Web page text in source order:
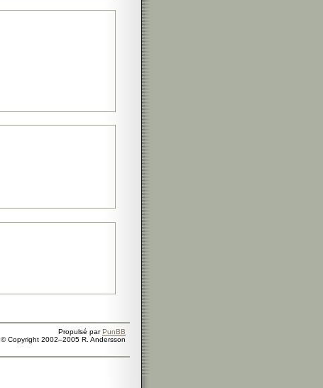
Propulsé parPunBB
© Copyright 2002–2005 R. Andersson